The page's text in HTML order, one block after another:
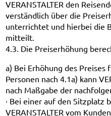
VERANSTALTER den
verständlich über die
unterrichtet und hierbei die
mitteilt.
4.3. Die Preiserhöhung
a) Bei Erhöhung des
Personen nach 4.1a) kann
nach Maßgabe der
· Bei einer auf den Sitzplatz
VERANSTALTER vom